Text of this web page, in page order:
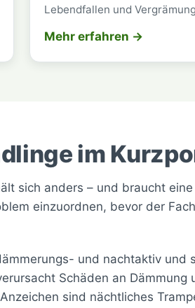
Lebendfallen und
Mehr erfahren →
im
sich anders – und braucht
einzuordnen, bevor der
und nachtaktiv und
Schäden an
sind nächtliches